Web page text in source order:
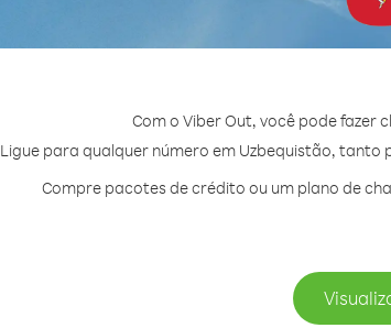
Com o Viber Out, você pode fazer
Ligue para qualquer número em Uzbequistão,
Compre pacotes de crédito ou um plano de